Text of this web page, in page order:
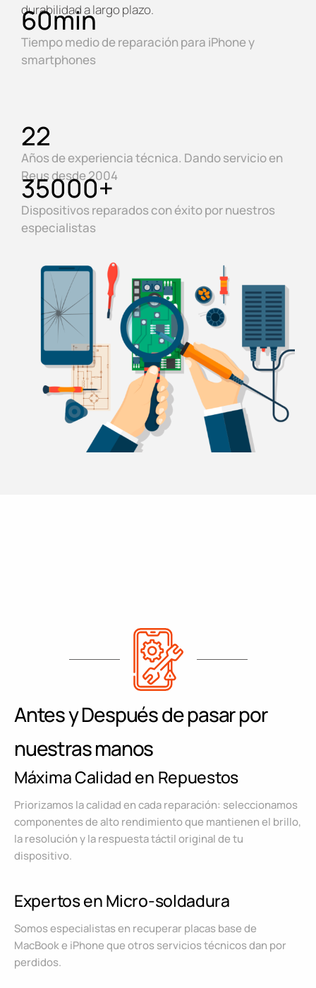
durabilidad a largo plazo.
Tiempo medio de reparación para iPhone y
smartphones
60min
Años de experiencia técnica. Dando servicio en
Reus desde 2004
22
Dispositivos reparados con éxito por nuestros
especialistas
35000+
Antes y Después de pasar por
nuestras manos
Máxima Calidad en Repuestos
Priorizamos la calidad en cada reparación: seleccionamos
componentes de alto rendimiento que mantienen el brillo,
la resolución y la respuesta táctil original de tu
dispositivo.
Expertos en Micro-soldadura
Somos especialistas en recuperar placas base de
MacBook e iPhone que otros servicios técnicos dan por
perdidos.